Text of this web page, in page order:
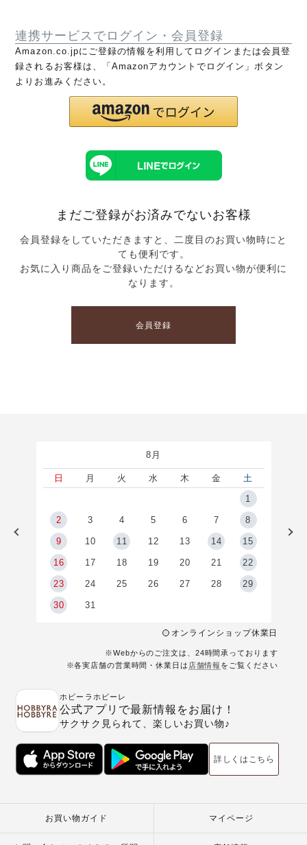
連携サービスでログイン・会員登録
Amazon.co.jpにご登録の情報を利用してログインまたは会員登
録されるお客様は、「Amazonアカウントでログイン」ボタン
よりお進みください。
まだご登録がお済みでないお客様
会員登録をしていただきますと、二度目のお買い物時にと
ても便利です。
お気に入り商品をご登録いただけるなどお買い物が便利に
なります。
会員登録
8月
日 月 火 水 木 金
土
1
2 3 4 5 6 7 8
9 10 11 12 13 14 15
16 17 18 19 20 21 22
23 24 25 26 27 28 29
30 31
オンラインショップ休業日
※Webからのご注文は、24時間承っております
※各実店舗の営業時間・休業日は 店舗情報 をご覧ください
ホビーラホビーレ
公式アプリで最新情報をお届け！
サクサク見られて、楽しいお買い物♪
詳しくはこちら
お買い物ガイド マイページ